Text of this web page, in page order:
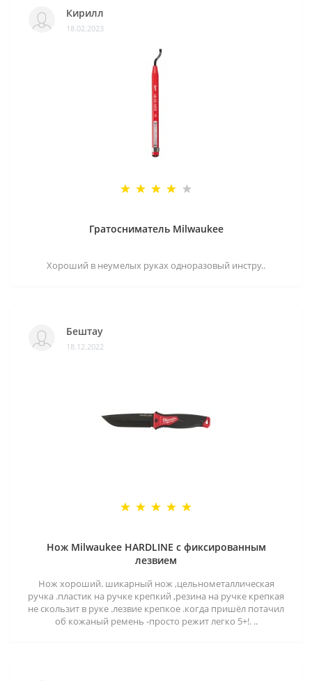
Кирилл
18.02.2023
Гратосниматель Milwaukee
Хороший в неумелых руках одноразовый инстру..
Бештау
18.12.2022
Нож Milwaukee HARDLINE с фиксированным
лезвием
Нож хороший. шикарный нож ,цельнометаллическая
ручка .пластик на ручке крепкий ,резина на ручке крепкая
не скользит в руке .лезвие крепкое .когда пришёл потачил
об кожаный ремень -просто режит легко 5+!. ..